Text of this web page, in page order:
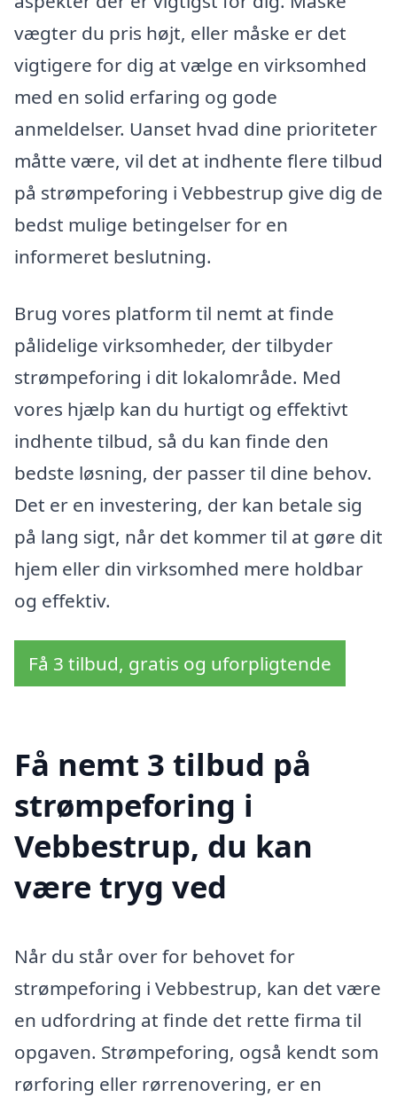
vægter du pris højt, eller måske er det
vigtigere for dig at vælge en virksomhed
med en solid erfaring og gode
anmeldelser. Uanset hvad dine prioriteter
måtte være, vil det at indhente flere tilbud
på strømpeforing i Vebbestrup give dig de
bedst mulige betingelser for en
informeret beslutning.
Brug vores platform til nemt at finde
pålidelige virksomheder, der tilbyder
strømpeforing i dit lokalområde. Med
vores hjælp kan du hurtigt og effektivt
indhente tilbud, så du kan finde den
bedste løsning, der passer til dine behov.
Det er en investering, der kan betale sig
på lang sigt, når det kommer til at gøre dit
hjem eller din virksomhed mere holdbar
og effektiv.
Få 3 tilbud, gratis og uforpligtende
Få nemt 3 tilbud på
strømpeforing i
Vebbestrup, du kan
være tryg ved
Når du står over for behovet for
strømpeforing i Vebbestrup, kan det være
en udfordring at finde det rette firma til
opgaven. Strømpeforing, også kendt som
rørforing eller rørrenovering, er en